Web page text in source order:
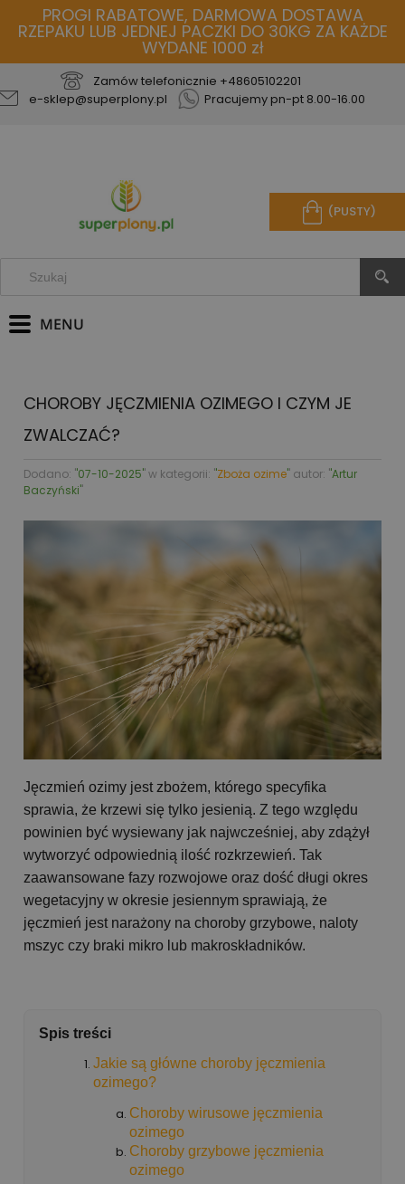
PROGI RABATOWE, DARMOWA DOSTAWA
RZEPAKU LUB JEDNEJ PACZKI DO 30KG ZA KAŻDE
WYDANE 1000 zł
Zamów telefonicznie +48605102201
e-sklep@superplony.pl
Pracujemy pn-pt 8.00-16.00
(PUSTY)
CHOROBY JĘCZMIENIA OZIMEGO I CZYM JE
ZWALCZAĆ?
Dodano: ''07-10-2025'' w kategorii: ''Zboża ozime'' autor: ''Artur
Baczyński''
Jęczmień ozimy jest zbożem, którego specyfika
sprawia, że krzewi się tylko jesienią. Z tego względu
powinien być wysiewany jak najwcześniej, aby zdążył
wytworzyć odpowiednią ilość rozkrzewień. Tak
zaawansowane fazy rozwojowe oraz dość długi okres
wegetacyjny w okresie jesiennym sprawiają, że
jęczmień jest narażony na choroby grzybowe, naloty
mszyc czy braki mikro lub makroskładników.
Spis treści
Jakie są główne choroby jęczmienia
ozimego?
Choroby wirusowe jęczmienia
ozimego
Choroby grzybowe jęczmienia
ozimego